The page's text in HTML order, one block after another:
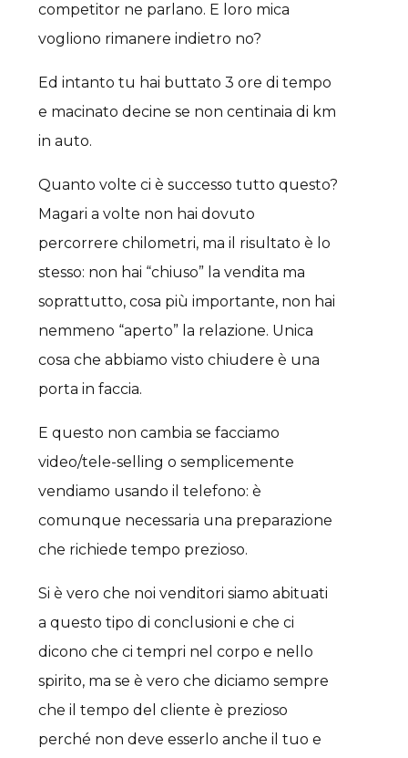
competitor ne parlano. E loro mica
vogliono rimanere indietro no?
Ed intanto tu hai buttato 3 ore di tempo
e macinato decine se non centinaia di km
in auto.
Quanto volte ci è successo tutto questo?
Magari a volte non hai dovuto
percorrere chilometri, ma il risultato è lo
stesso: non hai “chiuso” la vendita ma
soprattutto, cosa più importante, non hai
nemmeno “aperto” la relazione. Unica
cosa che abbiamo visto chiudere è una
porta in faccia.
E questo non cambia se facciamo
video/tele-selling o semplicemente
vendiamo usando il telefono: è
comunque necessaria una preparazione
che richiede tempo prezioso.
Si è vero che noi venditori siamo abituati
a questo tipo di conclusioni e che ci
dicono che ci tempri nel corpo e nello
spirito, ma se è vero che diciamo sempre
che il tempo del cliente è prezioso
perché non deve esserlo anche il tuo e